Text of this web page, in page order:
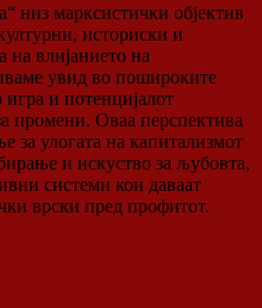
низ марксистички објектив
историски и
на влијанието на
увид во пошироките
и потенцијалот
промени. Оваа перспектива
за улогата на капитализмот
и искуство за љубовта,
системи кои даваат
врски пред профитот.